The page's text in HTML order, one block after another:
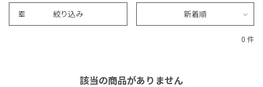
絞り込み 新着順
0 件
該当の商品がありません